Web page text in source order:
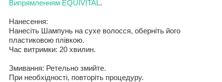
Випрямленням EQUIVITAL.
Нанесення:
Нанесіть Шампунь на сухе волосся, оберніть його
пластиковою плівкою.
Час витримки: 20 хвилин.
Змивання: Ретельно змийте.
При необхідності, повторіть процедуру.